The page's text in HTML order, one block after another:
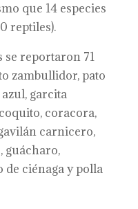
que 14 especies
reptiles).
se reportaron 71
zambullidor, pato
garcita
coracora,
carnicero,
guácharo,
de ciénaga y polla